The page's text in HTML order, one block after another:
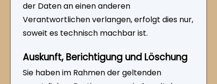
der Daten an einen anderen
Verantwortlichen verlangen, erfolgt dies nur,
soweit es technisch machbar ist.
Auskunft, Berichtigung und Löschung
Sie haben im Rahmen der geltenden